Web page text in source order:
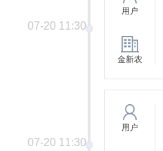
07-20 11:30
用户
金新农
07-20 11:30
用户